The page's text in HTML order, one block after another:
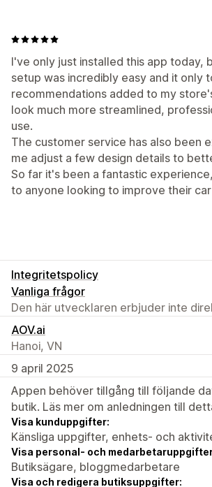
I've only just installed this app today,
setup was incredibly easy and it
recommendations added to my
look much more streamlined,
use.
The customer service has also been
me adjust a few design details to
So far it's been a fantastic
to anyone looking to improve their
Integritetspolicy
Vanliga frågor
Den här utvecklaren erbjuder inte
AOV.ai
Hanoi, VN
9 april 2025
Appen behöver tillgång till följande
butik. Läs mer om anledningen till
Visa kunduppgifter:
Känsliga uppgifter, enhets- och
Visa personal- och
Butiksägare, bloggmedarbetare
Visa och redigera butiksuppgifter: